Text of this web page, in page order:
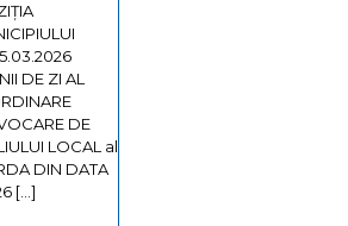
DE ZI AL
DE
LOCAL al
DIN DATA
[…]